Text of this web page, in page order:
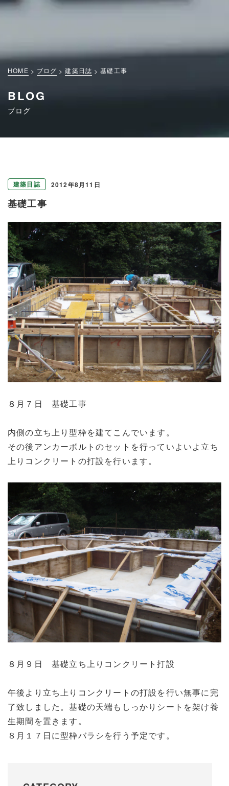
HOME ブログ 建築日誌 基礎工事
BLOG
ブログ
建築日誌 2012年8月11日
基礎工事
８月７日 基礎工事
内側の立ち上り型枠を建てこんでいます。
その後アンカーボルトのセットを行っていよいよ立ち
上りコンクリートの打設を行います。
８月９日 基礎立ち上りコンクリート打設
午後より立ち上りコンクリートの打設を行い無事に完
了致しました。基礎の天端もしっかりシートを架け養
生期間を置きます。
８月１７日に型枠バラシを行う予定です。